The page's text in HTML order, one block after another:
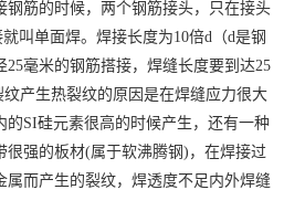
钢筋的时候，两个钢筋接头，只在接头
叫单面焊。焊接长度为10倍d（d是钢
毫米的钢筋搭接，焊缝长度要到达25
产生热裂纹的原因是在焊缝应力很大
的SI硅元素很高的时候产生，还有一种
很强的板材(属于软沸腾钢)，在焊接过
属而产生的裂纹，焊透度不足内外焊缝